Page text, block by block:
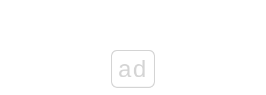
ad